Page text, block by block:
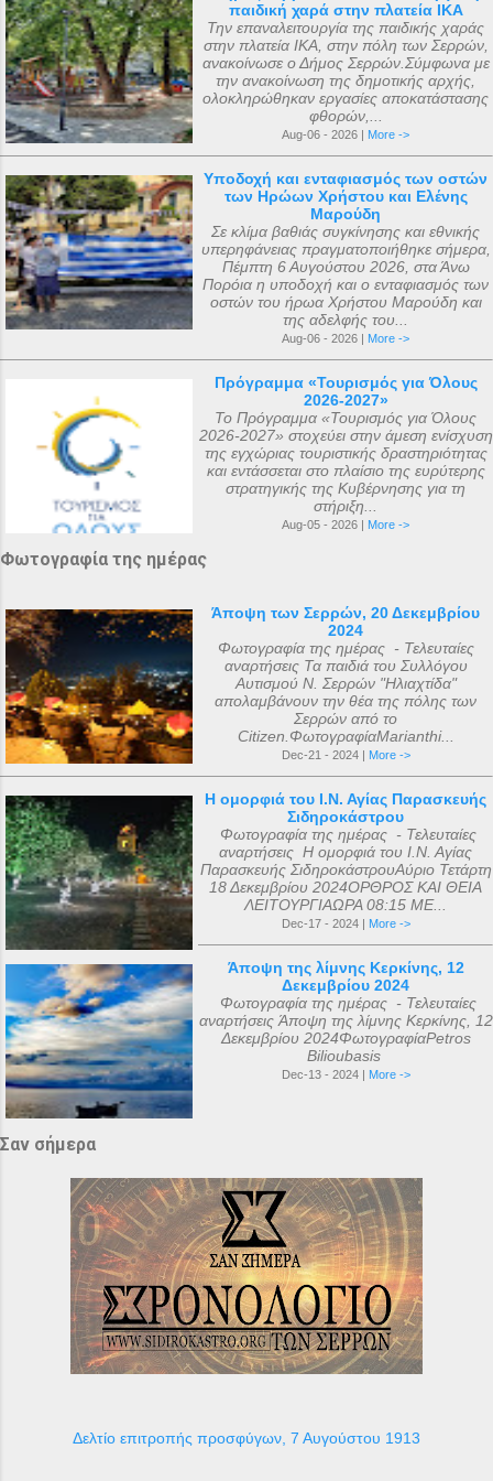
αυτά τα αρχαία ιερά κειμήλια στον
Αυτοκράτορα Παύλο Α΄ της Ρωσίας, ο
οποίος βρισκόταν τότε στο Γκάτσινα. Το
φθινόπωρο του ίδιου έτους, τα ιερά αυτά
αντικείμενα μεταφέρθηκαν στην Αγία
Πετρούπολη και τοποθετήθηκαν στα
χειμερινά ανάκτορα, μέσα στον ναό
αφιερωμένο ...
μικρού Μάριου με τον ίδιο τον άγνωστο
για πολλούς Άγιο Μάριο . Ο μικρός
Μάριος αφού μετέφερε το θείο μύνημα ,
κοιμήθηκε σε ηλικία 5 ετών μετά από
μάχη με σοβαρή ασθένεια. Η ανέγερση
του ναού ξεκίνησε με εισφορές από την
κηδεία του μικρού Μάριου και
ολοκληρώθηκε με εισφορές από την
κηδεία της αείμνηστης Μαρίας Σπύρου και
με διάφορες άλλες εισφορές. Ο ακριβής
αριθμός των μελών της συνόδου, με βάση
τις διαθέσιμες πηγές, δεν μπορεί να
καθοριστεί ακριβώς ακόμα και σήμερα. Ο
αριθμός που επικράτησε από
μεταγενέστερες πηγές ιστορικών ήταν ο
αριθμός 318. Ο Ευσέβιος της Καισαρείας
τους αριθμεί 250, ο Αθανάσιος
Αλεξανδρείας 318, και ο Ευστάθιος Α...
παιδική χαρά στην πλατεία ΙΚΑ
Την επαναλειτουργία της παιδικής χαράς
στην πλατεία ΙΚΑ, στην πόλη των Σερρών,
ανακοίνωσε ο Δήμος Σερρών.Σύμφωνα με
την ανακοίνωση της δημοτικής αρχής,
ολοκληρώθηκαν εργασίες αποκατάστασης
φθορών,...
Aug-06 - 2026 | More ->
Υποδοχή και ενταφιασμός των οστών
των Ηρώων Χρήστου και Ελένης
Μαρούδη
Σε κλίμα βαθιάς συγκίνησης και εθνικής
υπερηφάνειας πραγματοποιήθηκε σήμερα,
Πέμπτη 6 Αυγούστου 2026, στα Άνω
Πορόια η υποδοχή και ο ενταφιασμός των
οστών του ήρωα Χρήστου Μαρούδη και
της αδελφής του...
Aug-06 - 2026 | More ->
Πρόγραμμα «Τουρισμός για Όλους
2026-2027»
Το Πρόγραμμα «Τουρισμός για Όλους
2026-2027» στοχεύει στην άμεση ενίσχυση
της εγχώριας τουριστικής δραστηριότητας
και εντάσσεται στο πλαίσιο της ευρύτερης
στρατηγικής της Κυβέρνησης για τη
στήριξη...
Aug-05 - 2026 | More ->
Φωτογραφία της ημέρας
Άποψη των Σερρών, 20 Δεκεμβρίου
2024
Φωτογραφία της ημέρας - Τελευταίες
αναρτήσεις Τα παιδιά του Συλλόγου
Αυτισμού Ν. Σερρών "Ηλιαχτίδα"
απολαμβάνουν την θέα της πόλης των
Σερρών από το
Citizen.ΦωτογραφίαMarianthi...
Dec-21 - 2024 | More ->
Η ομορφιά του Ι.Ν. Αγίας Παρασκευής
Σιδηροκάστρου
Φωτογραφία της ημέρας - Τελευταίες
αναρτήσεις Η ομορφιά του Ι.Ν. Αγίας
Παρασκευής ΣιδηροκάστρουΑύριο Τετάρτη
18 Δεκεμβρίου 2024ΟΡΘΡΟΣ ΚΑΙ ΘΕΙΑ
ΛΕΙΤΟΥΡΓΙΑΩΡΑ 08:15 ΜΕ...
Dec-17 - 2024 | More ->
Άποψη της λίμνης Κερκίνης, 12
Δεκεμβρίου 2024
Φωτογραφία της ημέρας - Τελευταίες
αναρτήσεις Άποψη της λίμνης Κερκίνης, 12
Δεκεμβρίου 2024ΦωτογραφίαPetros
Bilioubasis
Dec-13 - 2024 | More ->
Σαν σήμερα
Δελτίο επιτροπής προσφύγων, 7 Αυγούστου 1913